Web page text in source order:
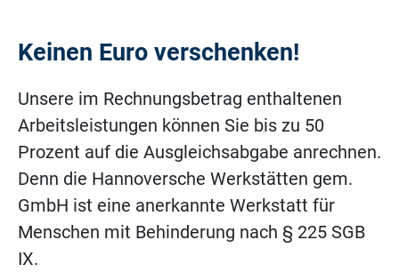
Keinen Euro verschenken!
Unsere im Rechnungsbetrag enthaltenen
Arbeitsleistungen können Sie bis zu 50
Prozent auf die Ausgleichsabgabe anrechnen.
Denn die Hannoversche Werkstätten gem.
GmbH ist eine anerkannte Werkstatt für
Menschen mit Behinderung nach § 225 SGB
IX.